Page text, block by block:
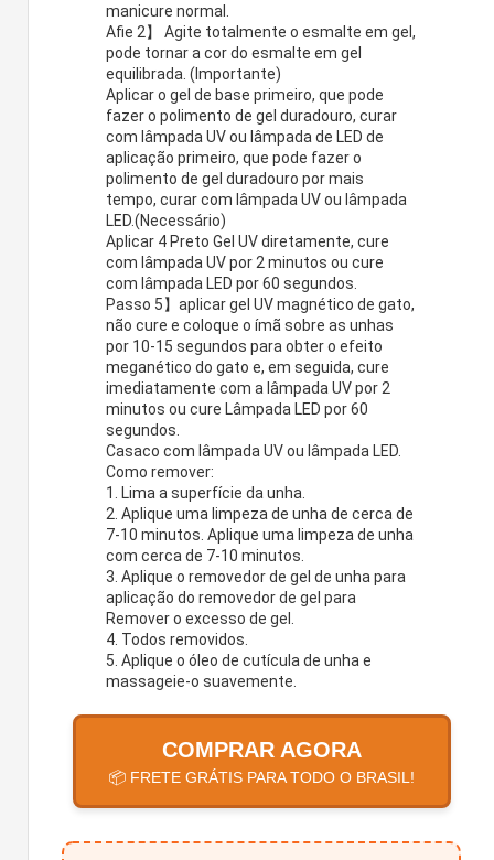
manicure normal.
Afie 2】 Agite totalmente o esmalte em gel,
pode tornar a cor do esmalte em gel
equilibrada. (Importante)
Aplicar o gel de base primeiro, que pode
fazer o polimento de gel duradouro, curar
com lâmpada UV ou lâmpada de LED de
aplicação primeiro, que pode fazer o
polimento de gel duradouro por mais
tempo, curar com lâmpada UV ou lâmpada
LED.(Necessário)
Aplicar 4 Preto Gel UV diretamente, cure
com lâmpada UV por 2 minutos ou cure
com lâmpada LED por 60 segundos.
Passo 5】aplicar gel UV magnético de gato,
não cure e coloque o ímã sobre as unhas
por 10-15 segundos para obter o efeito
meganético do gato e, em seguida, cure
imediatamente com a lâmpada UV por 2
minutos ou cure Lâmpada LED por 60
segundos.
Casaco com lâmpada UV ou lâmpada LED.
Como remover:
1. Lima a superfície da unha.
2. Aplique uma limpeza de unha de cerca de
7-10 minutos. Aplique uma limpeza de unha
com cerca de 7-10 minutos.
3. Aplique o removedor de gel de unha para
aplicação do removedor de gel para
Remover o excesso de gel.
4. Todos removidos.
5. Aplique o óleo de cutícula de unha e
massageie-o suavemente.
COMPRAR AGORA
📦 FRETE GRÁTIS PARA TODO O BRASIL!